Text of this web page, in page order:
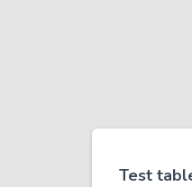
Test